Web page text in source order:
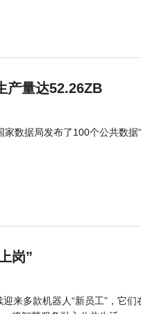
产量达52.26ZB
数据局发布了100个公共数
岗”
来多款机器人“新员工”，它